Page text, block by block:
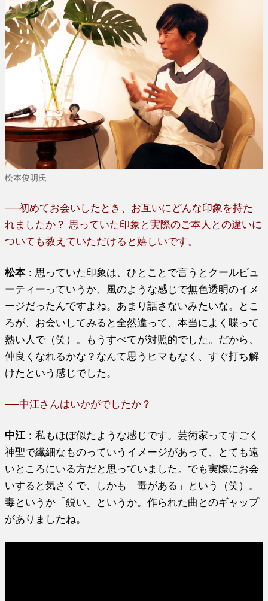
松本俊明氏
──初めてお会いしたとき、お互いにどんな印象を持た
れましたか？ 思っていた印象と実際のご本人との違いに
ついても教えていただけると嬉しいです。
松本：思っていた印象は、ひとことで言うとクールビュ
ーティーっていうか、風のような感じで無色透明のイメ
ージだったんですよね。あまり話さないみたいな。とこ
ろが、お会いしてみると全然違って、本当によく喋って
熱い人で（笑）。もうすべてが対照的でした。だから、
仲良くなれるかな？なんて思うヒマもなく、すぐ打ち解
けたという感じでした。
──中江さんはいかがでしたか？
中江 ：私もほぼ似たような感じです。芸術家ってすごく
神聖で繊細なものっていうイメージがあって、とても遠
いところにいる方だと思っていました。でも実際にお会
いすると気さくで、しかも「毒がある」という（笑）。
毒というか「鋭い」というか。作られた曲とのギャップ
がありましたね。